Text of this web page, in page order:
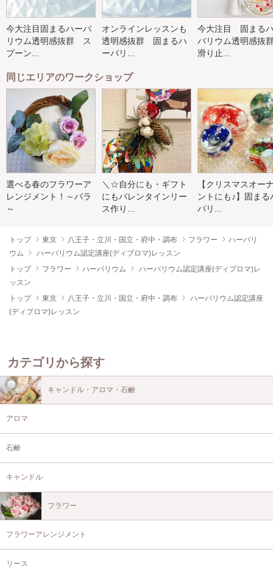
今大注目固まるハーバ
リウム透明感抜群 ス
プーン...
オンラインレッスンも
透明感抜群 固まるハ
ーバリ...
今大注目 固まる
バリウム透明感
滑り止...
同じエリアのワークショップ
選べる春のフラワーア
レンジメント！～バラ
～
＼☆自分にも・ギフト
にもバレンタインリー
ス作り...
【クリスマスオー
ントにも♪】固まる
バリ...
トップ 東京 八王子・立川・国立・府中・調布 フラワー
ハーバリ
ウム
ハーバリウム認定講座(ディプロマ)レッスン
トップ
フラワー ハーバリウム
ハーバリウム認定講座(ディプロマ)レ
ッスン
トップ
東京 八王子・立川・国立・府中・調布
ハーバリウム認定講座
(ディプロマ)レッスン
カテゴリから探す
キャンドル・アロマ・石鹸
アロマ
石鹸
キャンドル
フラワー
フラワーアレンジメント
リース